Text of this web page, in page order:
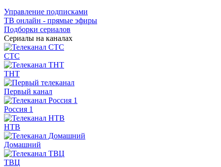
Управление подписками
ТВ онлайн - прямые эфиры
Подборки сериалов
Сериалы на каналах
СТС
ТНТ
Первый канал
Россия 1
НТВ
Домашний
ТВЦ